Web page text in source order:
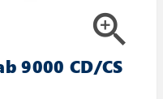
zoom_in
9000 CD/CS